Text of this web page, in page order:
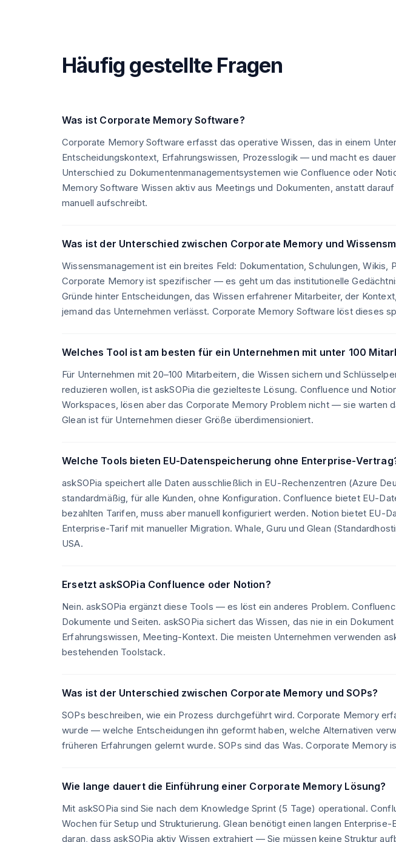
Häufig gestellte Fragen
Was ist Corporate Memory Software?
Corporate Memory Software erfasst das operative Wissen, das in einem
Entscheidungskontext, Erfahrungswissen, Prozesslogik — und macht es
Unterschied zu Dokumentenmanagementsystemen wie Confluence oder
Memory Software Wissen aktiv aus Meetings und Dokumenten, anstatt
manuell aufschreibt.
Was ist der Unterschied zwischen Corporate Memory und
Wissensmanagement ist ein breites Feld: Dokumentation, Schulungen, Wikis,
Corporate Memory ist spezifischer — es geht um das institutionelle
Gründe hinter Entscheidungen, das Wissen erfahrener Mitarbeiter, der
jemand das Unternehmen verlässt. Corporate Memory Software löst dieses
Welches Tool ist am besten für ein Unternehmen mit unter 100
Für Unternehmen mit 20–100 Mitarbeitern, die Wissen sichern und
reduzieren wollen, ist askSOPia die gezielteste Lösung. Confluence und
Workspaces, lösen aber das Corporate Memory Problem nicht — sie warten
Glean ist für Unternehmen dieser Größe überdimensioniert.
Welche Tools bieten EU-Datenspeicherung ohne Enterprise-
askSOPia speichert alle Daten ausschließlich in EU-Rechenzentren (Azure
standardmäßig, für alle Kunden, ohne Konfiguration. Confluence bietet EU-
bezahlten Tarifen, muss aber manuell konfiguriert werden. Notion bietet EU-
Enterprise-Tarif mit manueller Migration. Whale, Guru und Glean
USA.
Ersetzt askSOPia Confluence oder Notion?
Nein. askSOPia ergänzt diese Tools — es löst ein anderes Problem.
Dokumente und Seiten. askSOPia sichert das Wissen, das nie in ein
Erfahrungswissen, Meeting-Kontext. Die meisten Unternehmen verwenden
bestehenden Toolstack.
Was ist der Unterschied zwischen Corporate Memory und SOPs?
SOPs beschreiben, wie ein Prozess durchgeführt wird. Corporate Memory
wurde — welche Entscheidungen ihn geformt haben, welche Alternativen
früheren Erfahrungen gelernt wurde. SOPs sind das Was. Corporate Memory
Wie lange dauert die Einführung einer Corporate Memory Lösung?
Mit askSOPia sind Sie nach dem Knowledge Sprint (5 Tage) operational.
Wochen für Setup und Strukturierung. Glean benötigt einen langen
daran, dass askSOPia aktiv Wissen extrahiert — Sie müssen keine Struktur